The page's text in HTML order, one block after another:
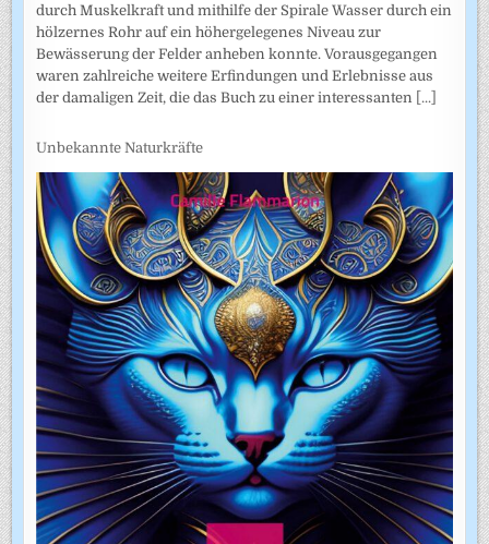
durch Muskelkraft und mithilfe der Spirale Wasser durch ein
hölzernes Rohr auf ein höhergelegenes Niveau zur
Bewässerung der Felder anheben konnte. Vorausgegangen
waren zahlreiche weitere Erfindungen und Erlebnisse aus
der damaligen Zeit, die das Buch zu einer interessanten [...]
Unbekannte Naturkräfte